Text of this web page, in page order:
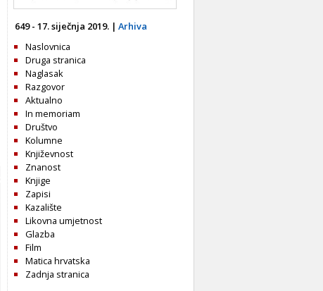
649 - 17. siječnja 2019. | Arhiva
Naslovnica
Druga stranica
Naglasak
Razgovor
Aktualno
In memoriam
Društvo
Kolumne
Književnost
Znanost
Knjige
Zapisi
Kazalište
Likovna umjetnost
Glazba
Film
Matica hrvatska
Zadnja stranica